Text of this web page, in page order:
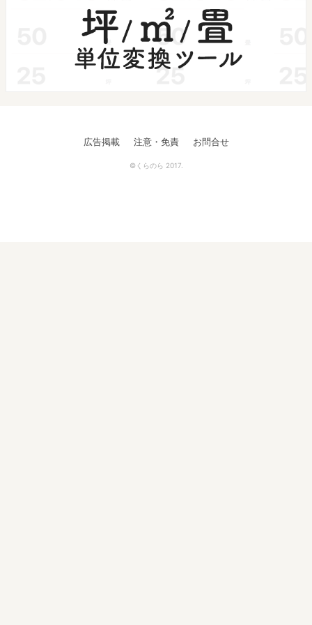
広告掲載 注意・免責 お問合せ
©くらのら 2017.